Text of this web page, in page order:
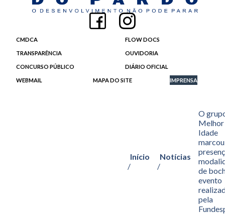
CMDCA FLOW DOCS
TRANSPARÊNCIA OUVIDORIA
CONCURSO PÚBLICO DIÁRIO OFICIAL
WEBMAIL MAPA DO SITE IMPRENSA
Início
/
Notícias
/
O
Melhor
Idade
marcou
de
evento
pela